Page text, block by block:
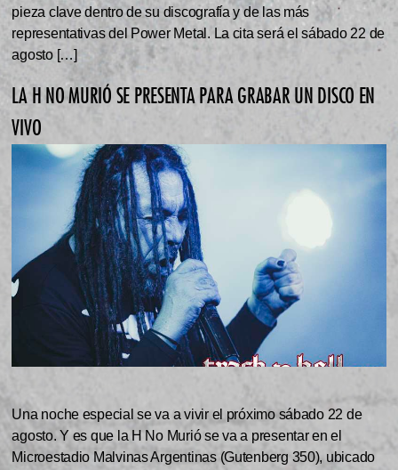
pieza clave dentro de su discografía y de las más
representativas del Power Metal. La cita será el sábado 22 de
agosto […]
LA H NO MURIÓ SE PRESENTA PARA GRABAR UN DISCO EN
VIVO
Una noche especial se va a vivir el próximo sábado 22 de
agosto. Y es que la H No Murió se va a presentar en el
Microestadio Malvinas Argentinas (Gutenberg 350), ubicado